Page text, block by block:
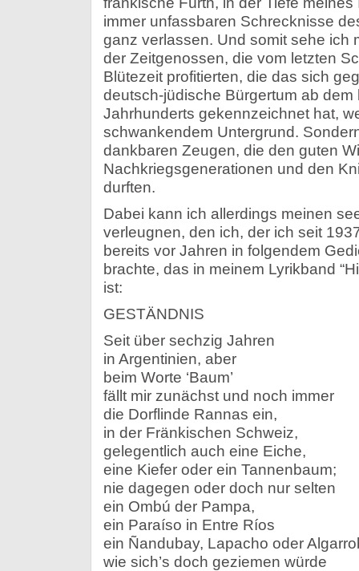
immer unfassbaren Schrecknisse
ganz verlassen. Und somit sehe ich
der Zeitgenossen, die vom letzten
Blütezeit profitierten, die das sich
deutsch-jüdische Bürgertum ab dem
Jahrhunderts gekennzeichnet hat,
schwankendem Untergrund.
dankbaren Zeugen, die den guten
Nachkriegsgenerationen und den
durften.
Dabei kann ich allerdings meinen
verleugnen, den ich, der ich seit
bereits vor Jahren in folgendem
brachte, das in meinem Lyrikband
ist:
GESTÄNDNIS
Seit über sechzig Jahren
in Argentinien, aber
beim Worte ‘Baum’
fällt mir zunächst und noch immer
die Dorflinde Rannas ein,
in der Fränkischen Schweiz,
gelegentlich auch eine Eiche,
eine Kiefer oder ein Tannenbaum;
nie dagegen oder doch nur selten
ein Ombú der Pampa,
ein Paraíso in Entre Ríos
ein Ñandubay, Lapacho oder
wie sich’s doch geziemen würde